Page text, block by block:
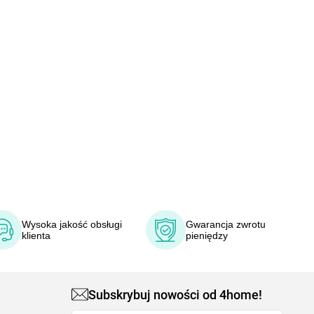
Wysoka jakość obsługi
klienta
Gwarancja zwrotu
pieniędzy
Subskrybuj nowości od 4home!